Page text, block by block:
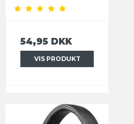
54,95 DKK
VIS PRODUKT